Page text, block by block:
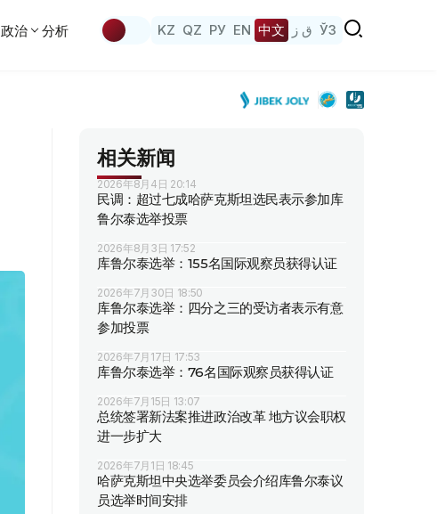
政治 分析 KZ QZ РУ EN 中文 ق ز ЎЗ
相关新闻
2026年8月4日 20:14
民调：超过七成哈萨克斯坦选民表示参加库
鲁尔泰选举投票
2026年8月3日 17:52
库鲁尔泰选举：155名国际观察员获得认证
2026年7月30日 18:50
库鲁尔泰选举：四分之三的受访者表示有意
参加投票
2026年7月17日 17:53
库鲁尔泰选举：76名国际观察员获得认证
2026年7月15日 13:07
总统签署新法案推进政治改革 地方议会职权
进一步扩大
2026年7月1日 18:45
哈萨克斯坦中央选举委员会介绍库鲁尔泰议
员选举时间安排